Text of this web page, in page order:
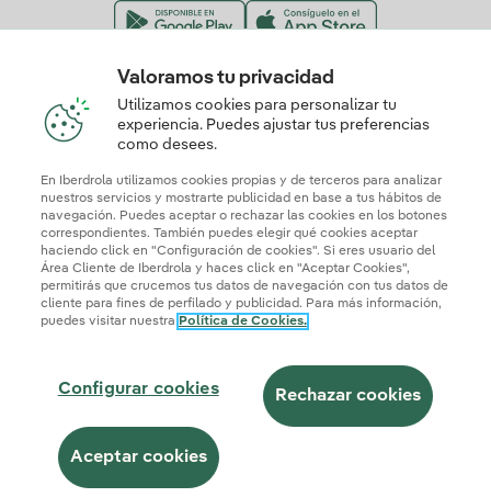
Nuestros certificados de confianza
Mapa webInformación legal y Política de cookies
Seguridad de la informaciónAccesibilidad
¿Cómo ser colaborador?
Transparencia IAIberdrola.com
© 2026 Iberdrola Clientes S.A.U.
Este sitio está protegido por reCAPTCHA.
Valoramos tu privacidad
Utilizamos cookies para personalizar tu
experiencia. Puedes ajustar tus preferencias
como desees.
En Iberdrola utilizamos cookies propias y de terceros para analizar
nuestros servicios y mostrarte publicidad en base a tus hábitos de
navegación. Puedes aceptar o rechazar las cookies en los botones
correspondientes. También puedes elegir qué cookies aceptar
haciendo click en "Configuración de cookies". Si eres usuario del
Área Cliente de Iberdrola y haces click en "Aceptar Cookies",
permitirás que crucemos tus datos de navegación con tus datos de
cliente para fines de perfilado y publicidad. Para más información,
puedes visitar nuestra Política de Cookies.
Configurar cookies Rechazar cookies
Aceptar cookies